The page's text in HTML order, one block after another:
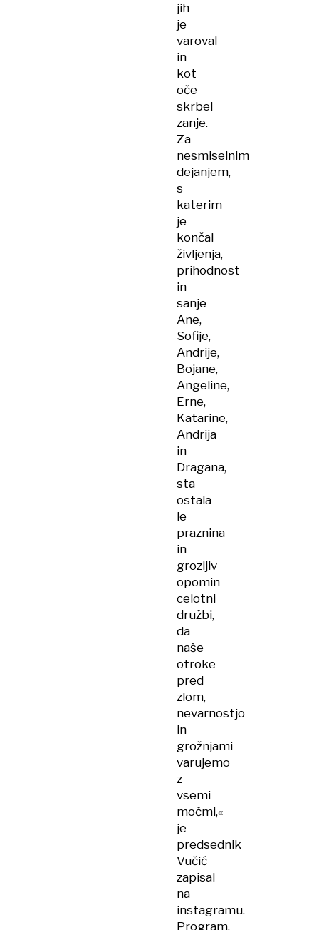
jih
je
varoval
in
kot
oče
skrbel
zanje.
Za
nesmiselnim
dejanjem,
s
katerim
je
končal
življenja,
prihodnost
in
sanje
Ane,
Sofije,
Andrije,
Bojane,
Angeline,
Erne,
Katarine,
Andrija
in
Dragana,
sta
ostala
le
praznina
in
grozljiv
opomin
celotni
družbi,
da
naše
otroke
pred
zlom,
nevarnostjo
in
grožnjami
varujemo
z
vsemi
močmi,«
je
predsednik
Vučić
zapisal
na
instagramu.
Program,